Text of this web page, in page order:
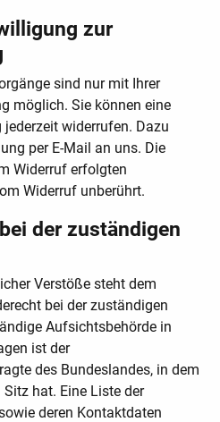
zur
sind nur mit Ihrer
möglich. Sie können eine
widerrufen. Dazu
per E-Mail an uns. Die
Widerruf erfolgten
Widerruf unberührt.
der zuständigen
Verstöße steht dem
bei der zuständigen
Aufsichtsbehörde in
ist der
des Bundeslandes, in dem
hat. Eine Liste der
deren Kontaktdaten